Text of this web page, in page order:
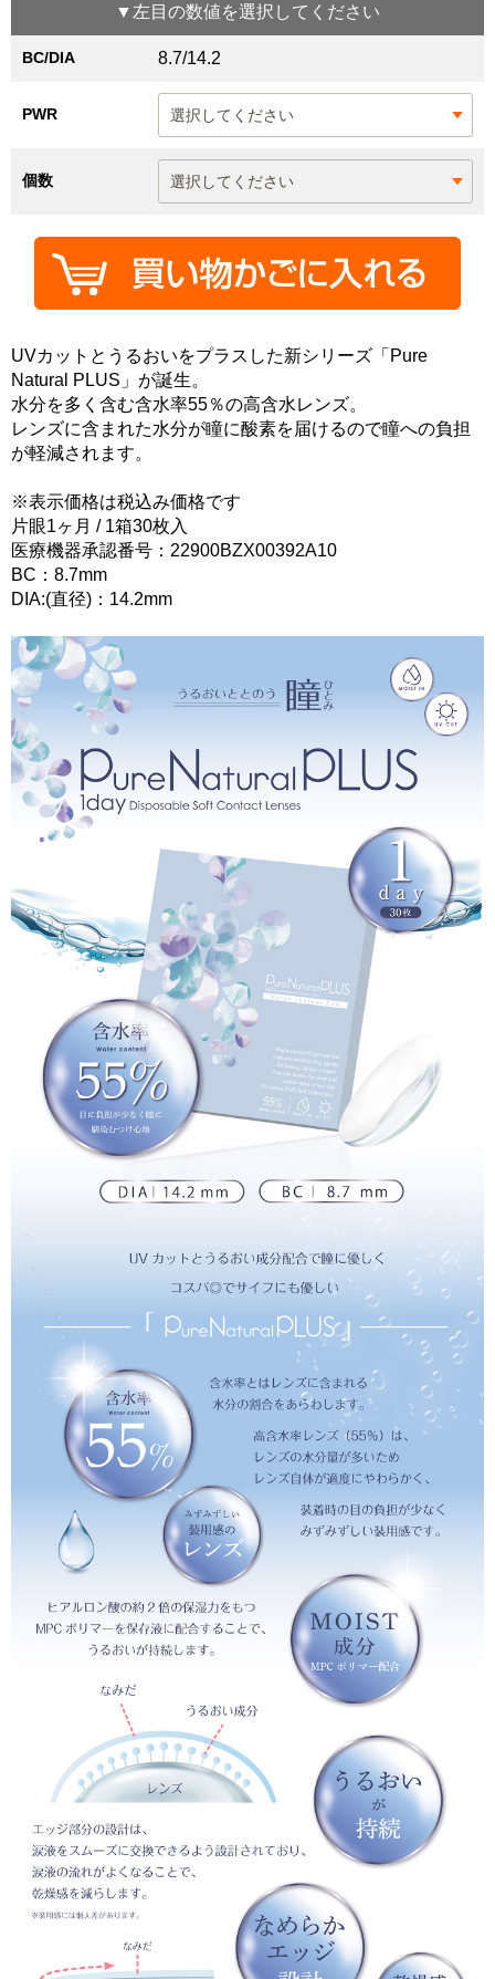
▼ 左目 の数値を選択してください
BC/DIA 8.7/14.2
PWR
個数
UVカットとうるおいをプラスした新シリーズ「Pure
Natural PLUS」が誕生。
水分を多く含む含水率55％の高含水レンズ。
レンズに含まれた水分が瞳に酸素を届けるので瞳への負担
が軽減されます。
※表示価格は税込み価格です
片眼1ヶ月 / 1箱30枚入
医療機器承認番号：22900BZX00392A10
BC：8.7mm
DIA:(直径)：14.2mm